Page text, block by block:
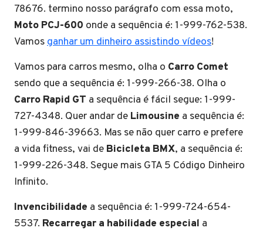
78676. termino nosso parágrafo com essa moto,
Moto PCJ-600 onde a sequência é: 1-999-762-538.
Vamosganhar um dinheiro assistindo vídeos!
Vamos para carros mesmo, olha o Carro Comet
sendo que a sequência é: 1-999-266-38. Olha o
Carro Rapid GT a sequência é fácil segue: 1-999-
727-4348. Quer andar de Limousine a sequência é:
1-999-846-39663. Mas se não quer carro e prefere
a vida fitness, vai de Bicicleta BMX, a sequência é:
1-999-226-348. Segue mais GTA 5 Código Dinheiro
Infinito.
Invencibilidade a sequência é: 1-999-724-654-
5537. Recarregar a habilidade especial a